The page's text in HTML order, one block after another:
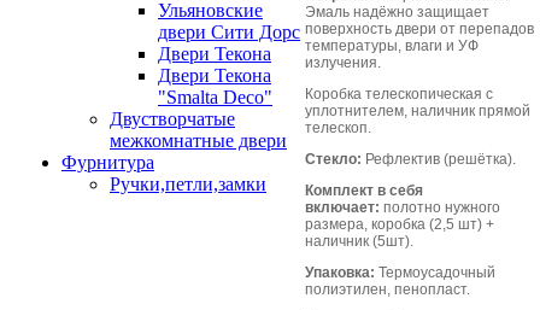
Ульяновские
двери Сити Дорс
Двери Текона
Двери Текона
"Smalta Deco"
Двустворчатые
межкомнатные двери
Фурнитура
Ручки,петли,замки
Эмаль надёжно защищает
поверхность двери от перепадов
температуры, влаги и УФ
излучения.
Коробка телескопическая с
уплотнителем, наличник прямой
телескоп.
Стекло: Рефлектив (решётка).
Комплект в себя
включает: полотно нужного
размера, коробка (2,5 шт) +
наличник (5шт).
Упаковка: Термоусадочный
полиэтилен, пенопласт.